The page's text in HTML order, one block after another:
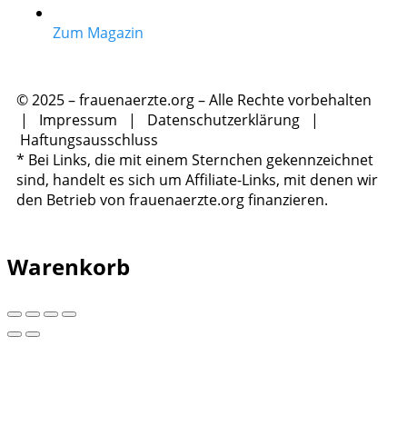
Zum Magazin
© 2025 – frauenaerzte.org – Alle Rechte vorbehalten
| Impressum | Datenschutzerklärung |
Haftungsausschluss
* Bei Links, die mit einem Sternchen gekennzeichnet
sind, handelt es sich um Affiliate-Links, mit denen wir
den Betrieb von frauenaerzte.org finanzieren.
Warenkorb